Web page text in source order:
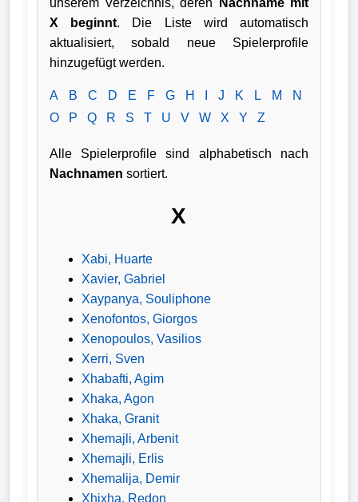
Vereinsnews
Wechselgerüchte
Verletzungspech
Frauenfußball
Bundesliga
Bundesliga
unserem Verzeichnis, deren
Nachname mit
X beginnt. Die Liste wird automatisch
aktualisiert, sobald neue Spielerprofile
hinzugefügt werden.
A B C D E F G H J K L M
N
O
P Q R S T U V W X Y Z
Alle Spielerprofile sind alphabetisch nach
Nachnamen sortiert.
X
Xabi, Huarte
Xavier, Gabriel
Xaypanya, Souliphone
Xenofontos, Giorgos
Xenopoulos, Vasilios
Xerri, Sven
Xhabafti, Agim
Xhaka, Agon
Xhaka, Granit
Xhemajli, Arbenit
Xhemajli, Erlis
Xhemalija, Demir
Xhixha, Redon